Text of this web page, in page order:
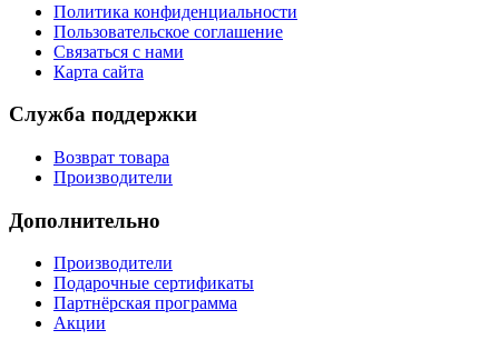
Политика конфиденциальности
Пользовательское соглашение
Связаться с нами
Карта сайта
Служба поддержки
Возврат товара
Производители
Дополнительно
Производители
Подарочные сертификаты
Партнёрская программа
Акции